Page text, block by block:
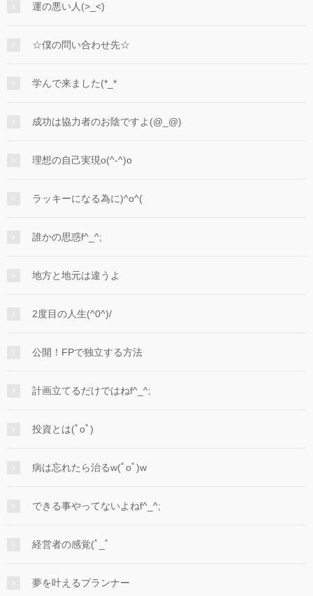
運の悪い人(>_<)
☆僕の問い合わせ先☆
学んで来ました(*_*
成功は協力者のお陰ですよ(@_@)
理想の自己実現o(^-^)o
ラッキーになる為に)^o^(
誰かの思惑f^_^;
地方と地元は違うよ
2度目の人生(^0^)/
公開！FPで独立する方法
計画立てるだけではねf^_^;
投資とは(ﾟoﾟ)
病は忘れたら治るw(ﾟoﾟ)w
できる事やってないよねf^_^;
経営者の感覚(ﾟ_ﾟ
夢を叶えるプランナー